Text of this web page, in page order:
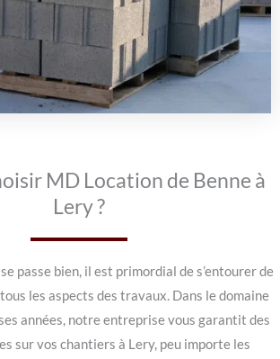
MD Location de Benne à
Lery ?
passe bien, il est primordial de s’entourer de
les aspects des travaux. Dans le domaine
années, notre entreprise vous garantit des
sur vos chantiers à Lery, peu importe les